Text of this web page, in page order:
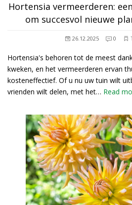
Hortensia vermeerderen:
om succesvol nieuwe
26.12.2025 0
Hortensia's behoren tot de meest
kweken, en het vermeerderen ervan
kosteneffectief. Of u nu uw tuin wilt
vrienden wilt delen, met het… Read